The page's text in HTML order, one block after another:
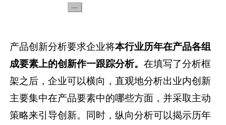
产品创新分析要求企业将本行业历年在产品各组
成要素上的创新作一跟踪分析。在填写了分析框
架之后，企业可以横向，直观地分析出业内创新
主要集中在产品要素中的哪些方面，并采取主动
策略来引导创新。同时，纵向分析可以揭示历年